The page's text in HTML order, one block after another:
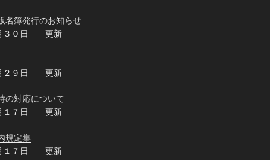
名簿発行のお知らせ
３０日 更新
２９日 更新
の対応について
１７日 更新
規定集
１７日 更新